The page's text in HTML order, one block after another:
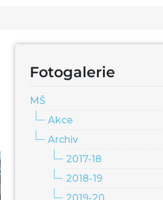
Fotogalerie
MŠ
Akce
Archiv
2017-18
2018-19